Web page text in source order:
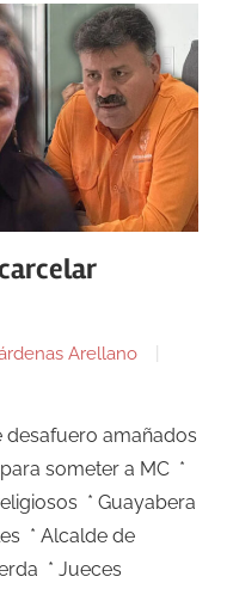
Arellano
desafuero amañados
someter a MC *
* Guayabera
* Alcalde de
* Jueces